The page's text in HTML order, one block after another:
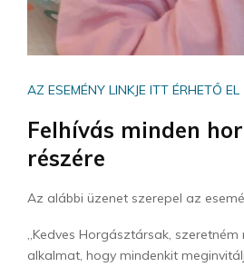
AZ ESEMÉNY LINKJE ITT ÉRHETŐ EL
Felhívás minden
részére
Az alábbi üzenet szerepel az
„Kedves Horgásztársak,
alkalmat, hogy mindenkit